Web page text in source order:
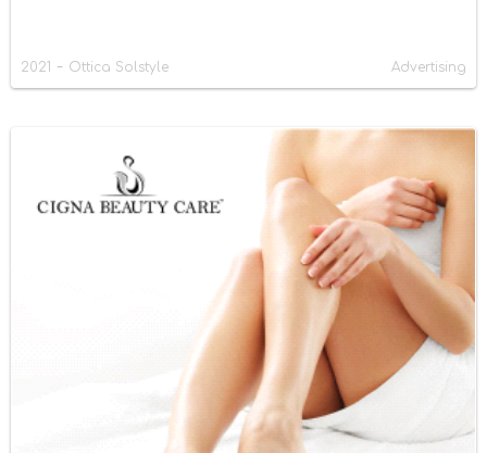
2021 - Ottica Solstyle Advertising